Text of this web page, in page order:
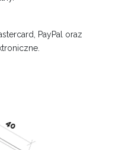
PayPal oraz